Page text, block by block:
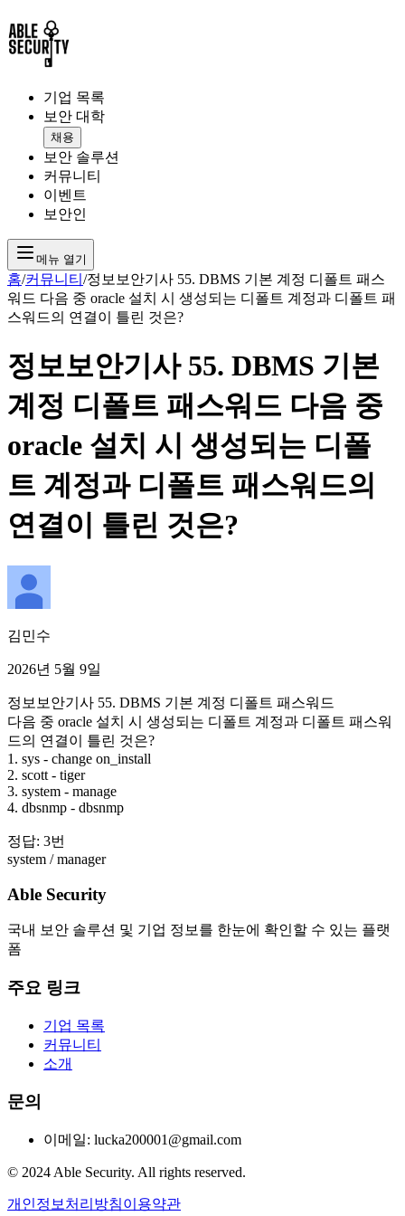
기업 목록
보안 대학
채용
보안 솔루션
커뮤니티
이벤트
보안인
메뉴 열기
홈/커뮤니티 /정보보안기사 55. DBMS 기본 계정 디폴트 패스
워드 다음 중 oracle 설치 시 생성되는 디폴트 계정과 디폴트 패
스워드의 연결이 틀린 것은?
정보보안기사 55. DBMS 기본
계정 디폴트 패스워드 다음 중
oracle 설치 시 생성되는 디폴
트 계정과 디폴트 패스워드의
연결이 틀린 것은?
김민수
2026년 5월 9일
정보보안기사 55. DBMS 기본 계정 디폴트 패스워드
다음 중 oracle 설치 시 생성되는 디폴트 계정과 디폴트 패스워
드의 연결이 틀린 것은?
1. sys - change on_install
2. scott - tiger
3. system - manage
4. dbsnmp - dbsnmp
정답: 3번
system / manager
Able Security
국내 보안 솔루션 및 기업 정보를 한눈에 확인할 수 있는 플랫
폼
주요 링크
기업 목록
커뮤니티
소개
문의
이메일: lucka200001@gmail.com
© 2024 Able Security. All rights reserved.
개인정보처리방침이용약관